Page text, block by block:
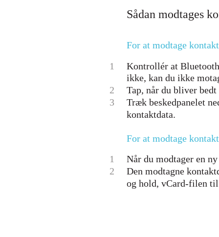
Sådan modtages
For at modtage
1
Kontrollér at
ikke, kan du ikke
2
Tap, når du bliver
3
Træk beskedpanelet
kontaktdata.
For at modtage
1
Når du modtager en
2
Den modtagne
og hold, vCard-filen til